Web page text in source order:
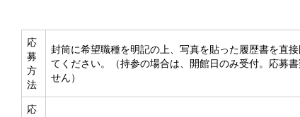
応
募
方
法
封筒に希望職種を明記の上、写真を貼った履歴書を直
てください。（持参の場合は、開館日のみ受付。応募
せん）
応